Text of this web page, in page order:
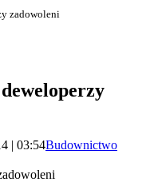
zadowoleni
| 03:54Budownictwo